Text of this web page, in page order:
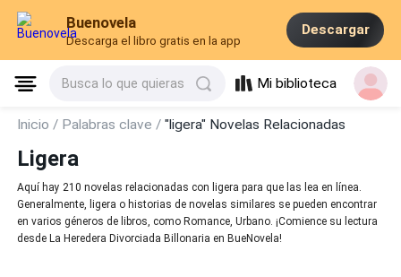
Buenovela
Descarga el libro gratis en la app
Descargar
Busca lo que quieras Mi biblioteca
Inicio / Palabras clave /"ligera" Novelas Relacionadas
Ligera
Aquí hay 210 novelas relacionadas con ligera para que las lea en línea.
Generalmente, ligera o historias de novelas similares se pueden encontrar
en varios géneros de libros, como Romance, Urbano. ¡Comience su lectura
desde La Heredera Divorciada Billonaria en BueNovela!